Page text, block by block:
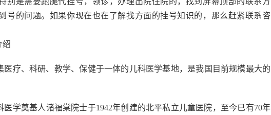
号的问题。如果你现在也在了解找方面的挂号知识的，那么赶紧联系咨
绍
疗、科研、教学、保健于一体的儿科医学基地，是我国目前规模最大的
学奠基人诸福棠院士于1942年创建的北平私立儿童医院，至今已有70年